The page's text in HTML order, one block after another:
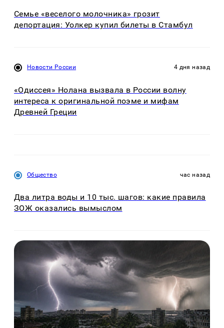
Семье «веселого молочника» грозит
депортация: Уолкер купил билеты в Стамбул
Новости России 4 дня назад
«Одиссея» Нолана вызвала в России волну
интереса к оригинальной поэме и мифам
Древней Греции
Общество час назад
Два литра воды и 10 тыс. шагов: какие правила
ЗОЖ оказались вымыслом